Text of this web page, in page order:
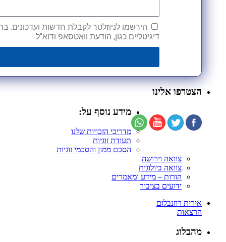
הירשמו לניוזלטר לקבלת חדשות ועדכונים.
דיגיטליים כגון, הודעת וואטסאפ ודוא"ל.
הצטרפו אלינו
מידע נוסף על:
מדריכי הזכויות שלנו
תעודת זוגיות
הסכם ממון והסכמי זוגיות
צוואה וירושה
צוואה ביולוגית
הורות – מידע ומאמרים
ידועים בציבור
אירית רוזנבלום
הרצאות
מהבלוג